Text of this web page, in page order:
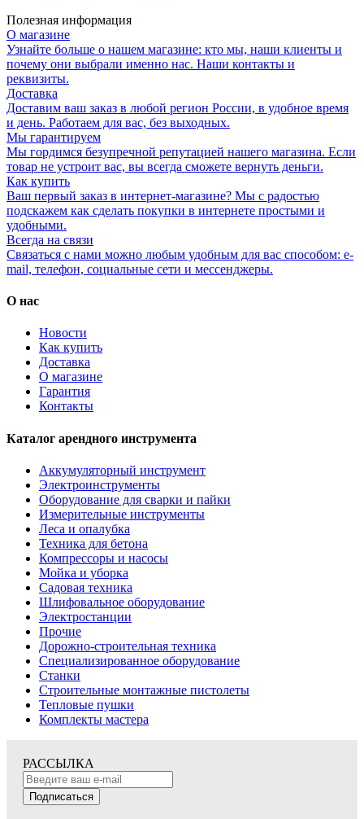
Полезная информация
О магазине
Узнайте больше о нашем магазине: кто мы, наши клиенты и
почему они выбрали именно нас. Наши контакты и
реквизиты.
Доставка
Доставим ваш заказ в любой регион России, в удобное время
и день. Работаем для вас, без выходных.
Мы гарантируем
Мы гордимся безупречной репутацией нашего магазина. Если
товар не устроит вас, вы всегда сможете вернуть деньги.
Как купить
Ваш первый заказ в интернет-магазине? Мы с радостью
подскажем как сделать покупки в интернете простыми и
удобными.
Всегда на связи
Связаться с нами можно любым удобным для вас способом: e-
mail, телефон, социальные сети и мессенджеры.
О нас
Новости
Как купить
Доставка
О магазине
Гарантия
Контакты
Каталог арендного инструмента
Аккумуляторный инструмент
Электроинструменты
Оборудование для сварки и пайки
Измерительные инструменты
Леса и опалубка
Техника для бетона
Компрессоры и насосы
Мойка и уборка
Садовая техника
Шлифовальное оборудование
Электростанции
Прочие
Дорожно-строительная техника
Специализированное оборудование
Станки
Строительные монтажные пистолеты
Тепловые пушки
Комплекты мастера
РАССЫЛКА
Подписаться